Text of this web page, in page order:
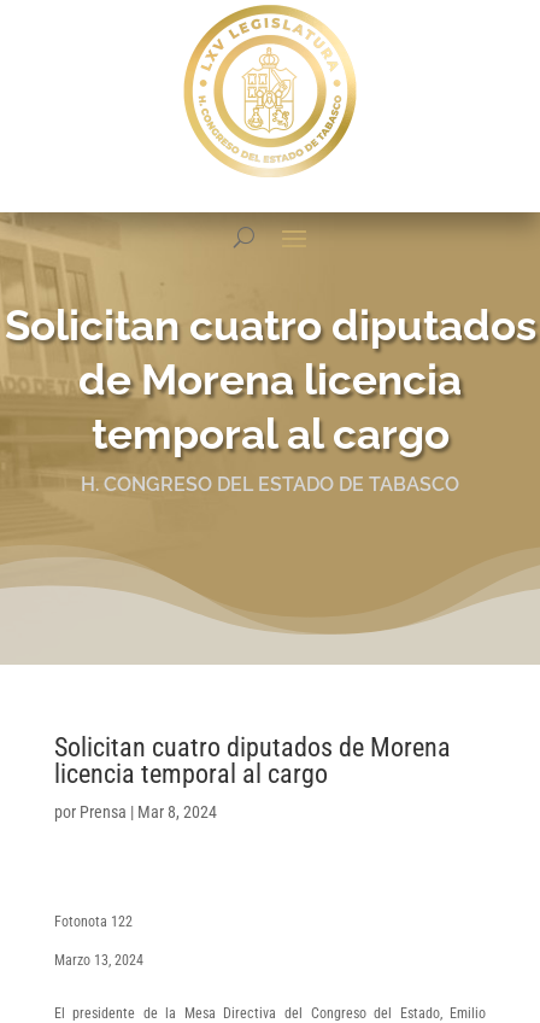
Solicitan cuatro diputados
de Morena licencia
temporal al cargo
H. CONGRESO DEL ESTADO DE TABASCO
Solicitan cuatro diputados de Morena
licencia temporal al cargo
por Prensa | Mar 8, 2024
Fotonota 122
Marzo 13, 2024
El presidente de la Mesa Directiva del Congreso del Estado, Emilio